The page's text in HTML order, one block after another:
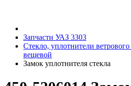
Запчасти УАЗ 3303
Стекло, уплотнители
вещевой
Замок уплотнителя стекла